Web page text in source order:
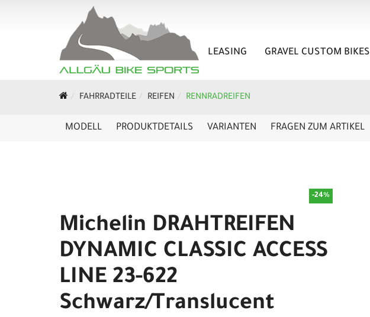
LEASING GRAVEL CUSTOM BIKES
FAHRRADTEILE REIFEN RENNRADREIFEN
MODELL PRODUKTDETAILS VARIANTEN FRAGEN ZUM ARTIKEL
-24%
Michelin DRAHTREIFEN
DYNAMIC CLASSIC ACCESS
LINE 23-622
Schwarz/Translucent